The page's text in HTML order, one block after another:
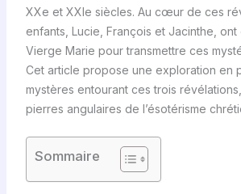
XXe et XXIe siècles. Au cœur de ces
enfants, Lucie, François et Jacinthe,
Vierge Marie pour transmettre ces
Cet article propose une exploration en
mystères entourant ces trois
pierres angulaires de l’ésotérisme
Sommaire